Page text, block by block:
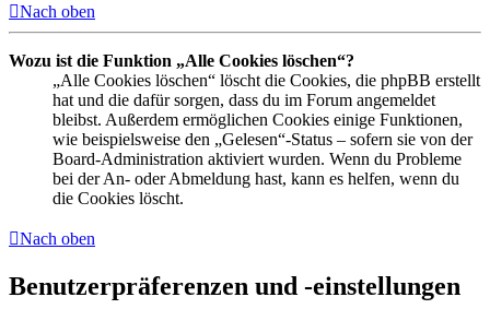
Nach oben
Wozu ist die Funktion „Alle Cookies löschen“?
„Alle Cookies löschen“ löscht die Cookies, die phpBB erstellt
hat und die dafür sorgen, dass du im Forum angemeldet
bleibst. Außerdem ermöglichen Cookies einige Funktionen,
wie beispielsweise den „Gelesen“-Status – sofern sie von der
Board-Administration aktiviert wurden. Wenn du Probleme
bei der An- oder Abmeldung hast, kann es helfen, wenn du
die Cookies löscht.
Nach oben
Benutzerpräferenzen und -einstellungen